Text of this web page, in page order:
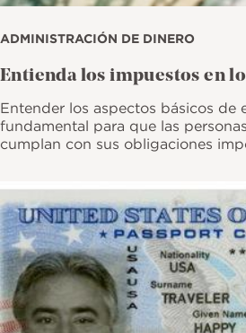
ADMINISTRACIÓN DE DINERO
Entienda los impuestos en
Entender los aspectos básicos de
fundamental para que las
cumplan con sus obligaciones
Imagen